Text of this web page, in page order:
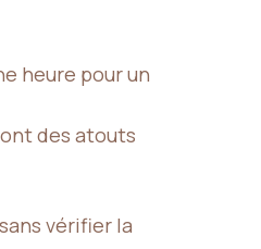
heure pour un
des atouts
vérifier la